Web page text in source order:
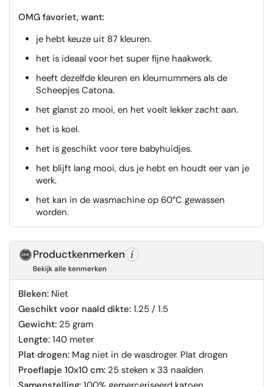
OMG favoriet, want:
je hebt keuze uit 87 kleuren.
het is ideaal voor het super fijne haakwerk.
heeft dezelfde kleuren en kleurnummers als de
Scheepjes Catona.
het glanst zo mooi, en het voelt lekker zacht aan.
het is koel.
het is geschikt voor tere babyhuidjes.
het blijft lang mooi, dus je hebt en houdt eer van je
werk.
het kan in de wasmachine op 60°C gewassen
worden.
Productkenmerken
Bekijk alle kenmerken
Bleken:Niet
Geschikt voor naald dikte:1.25 / 1.5
Gewicht:25 gram
Lengte:140 meter
Plat drogen:Mag niet in de wasdroger. Plat drogen
Proeflapje 10x10 cm:25 steken x 33 naalden